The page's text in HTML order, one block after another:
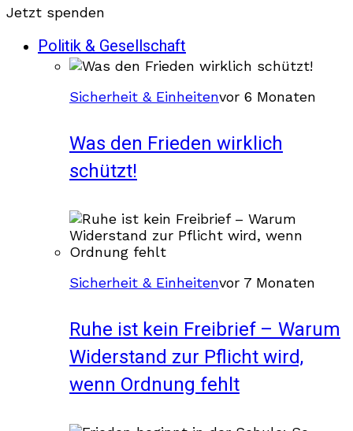
Jetzt spenden
Politik & Gesellschaft
Sicherheit & Einheitenvor 6 Monaten
Was den Frieden wirklich
schützt!
Sicherheit & Einheitenvor 7 Monaten
Ruhe ist kein Freibrief – Warum
Widerstand zur Pflicht wird,
wenn Ordnung fehlt